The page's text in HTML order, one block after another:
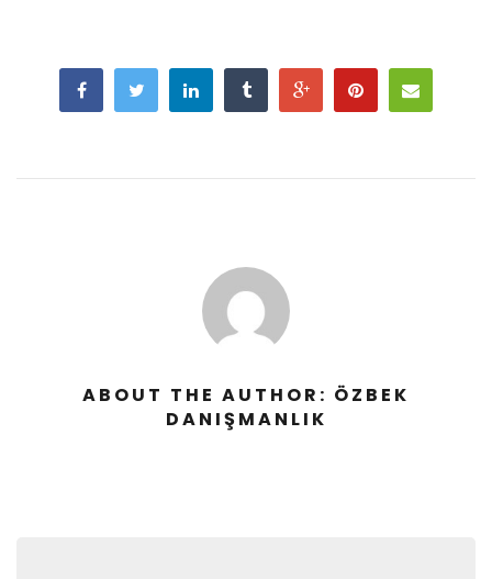
ABOUT THE AUTHOR: ÖZBEK
DANIŞMANLIK